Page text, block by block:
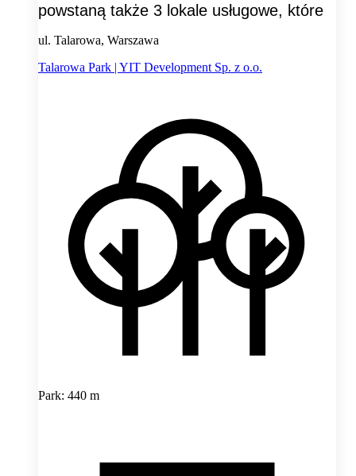
powstaną także 3 lokale usługowe, które
ul. Talarowa, Warszawa
Talarowa Park | YIT Development Sp. z o.o.
Park: 440 m